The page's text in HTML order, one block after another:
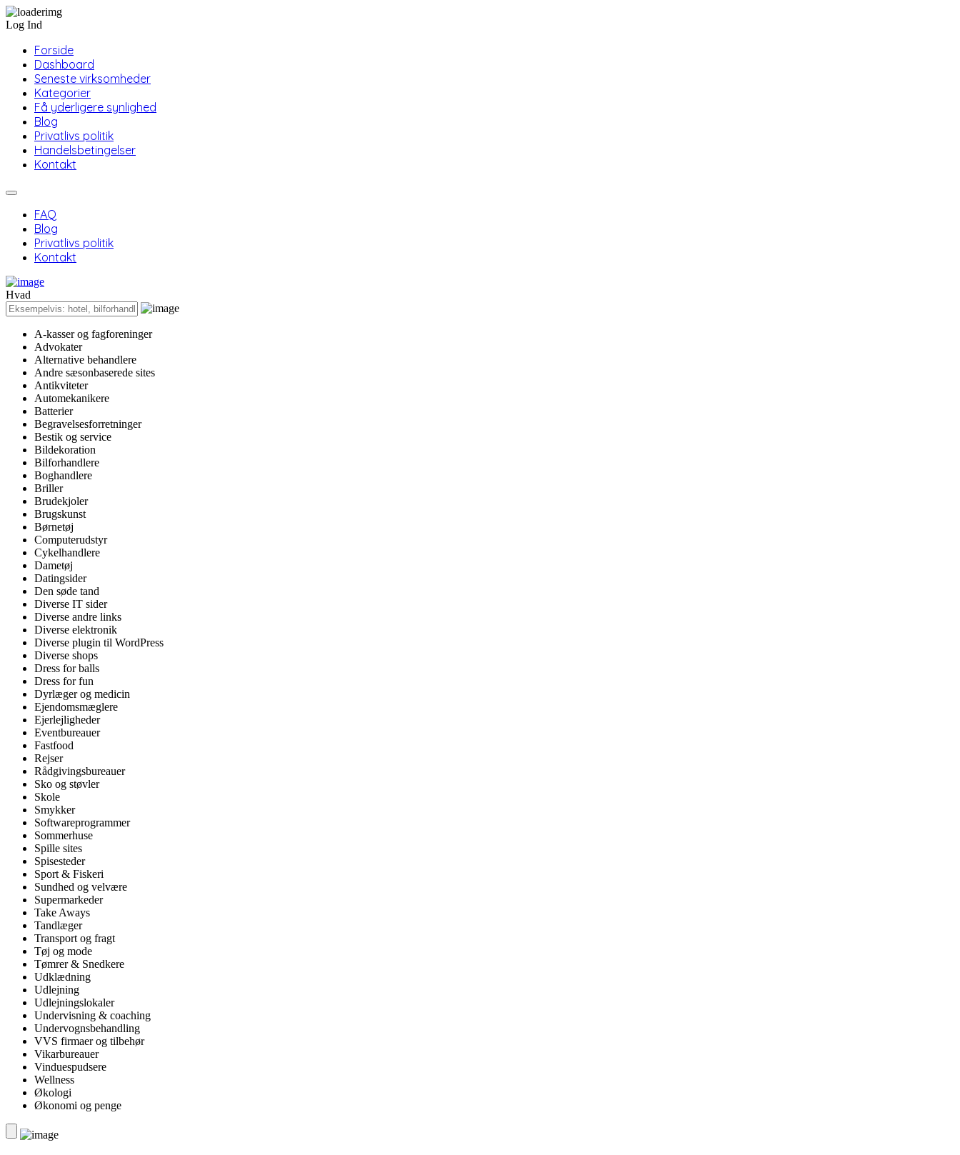
Log Ind
Forside
Dashboard
Seneste virksomheder
Kategorier
Få yderligere synlighed
Blog
Privatlivs politik
Handelsbetingelser
Kontakt
FAQ
Blog
Privatlivs politik
Kontakt
Hvad
A-kasser og fagforeninger
Advokater
Alternative behandlere
Andre sæsonbaserede sites
Antikviteter
Automekanikere
Batterier
Begravelsesforretninger
Bestik og service
Bildekoration
Bilforhandlere
Boghandlere
Briller
Brudekjoler
Brugskunst
Børnetøj
Computerudstyr
Cykelhandlere
Dametøj
Datingsider
Den søde tand
Diverse IT sider
Diverse andre links
Diverse elektronik
Diverse plugin til WordPress
Diverse shops
Dress for balls
Dress for fun
Dyrlæger og medicin
Ejendomsmæglere
Ejerlejligheder
Eventbureauer
Fastfood
Rejser
Rådgivingsbureauer
Sko og støvler
Skole
Smykker
Softwareprogrammer
Sommerhuse
Spille sites
Spisesteder
Sport & Fiskeri
Sundhed og velvære
Supermarkeder
Take Aways
Tandlæger
Transport og fragt
Tøj og mode
Tømrer & Snedkere
Udklædning
Udlejning
Udlejningslokaler
Undervisning & coaching
Undervognsbehandling
VVS firmaer og tilbehør
Vikarbureauer
Vinduespudsere
Wellness
Økologi
Økonomi og penge